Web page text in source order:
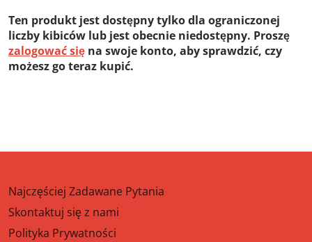
Ten produkt jest dostępny tylko dla ograniczonej
liczby kibiców lub jest obecnie niedostępny. Proszę
zalogować się na swoje konto, aby sprawdzić, czy
możesz go teraz kupić.
Najczęściej Zadawane Pytania
Skontaktuj się z nami
Polityka Prywatności